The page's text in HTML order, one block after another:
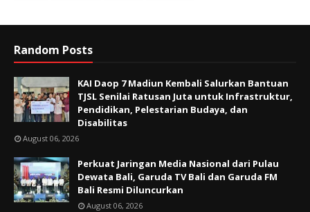
Random Posts
KAI Daop 7 Madiun Kembali Salurkan Bantuan
TJSL Senilai Ratusan Juta untuk Infrastruktur,
Pendidikan, Pelestarian Budaya, dan
Disabilitas
August 06, 2026
Perkuat Jaringan Media Nasional dari Pulau
Dewata Bali, Garuda TV Bali dan Garuda FM
Bali Resmi Diluncurkan
August 06, 2026